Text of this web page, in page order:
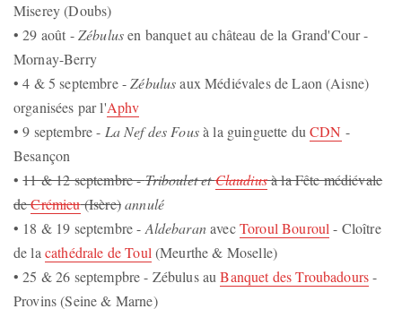
Miserey (Doubs)
• 29 août -Zébulusen banquet au château de la Grand'Cour -
Mornay-Berry
• 4 & 5 septembre -Zébulusaux Médiévales de Laon (Aisne)
organisées par l'Aphv
• 9 septembre - La Nef des Fousà la guinguette duCDN -
Besançon
•11 & 12 septembre -Triboulet etClaudiusà la Fête médiévale
deCrémieu(Isère)annulé
• 18 & 19 septembre - AldebaranavecToroul Bouroul - Cloître
de la cathédrale de Toul (Meurthe & Moselle)
• 25 & 26 septempbre - Zébulus auBanquet des Troubadours-
Provins (Seine & Marne)